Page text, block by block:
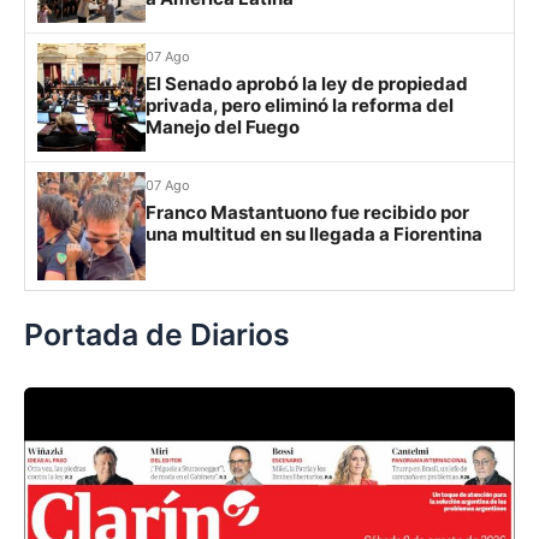
Grupo H
Rosario Central
UCV FC
Libertad
07 Ago
El Senado aprobó la ley de propiedad
privada, pero eliminó la reforma del
Manejo del Fuego
07 Ago
Franco Mastantuono fue recibido por
una multitud en su llegada a Fiorentina
Portada de Diarios